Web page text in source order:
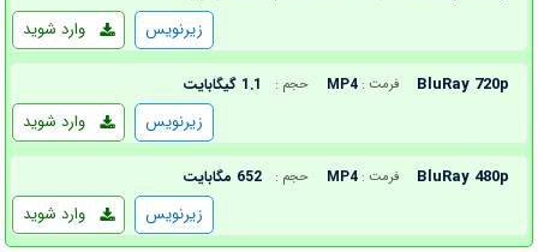
وارد شوید زیرنویس
BluRay 720p فرمت : MP4 حجم : 1.1 گیگابایت
وارد شوید زیرنویس
BluRay 480p فرمت : MP4 حجم : 652 مگابایت
وارد شوید زیرنویس